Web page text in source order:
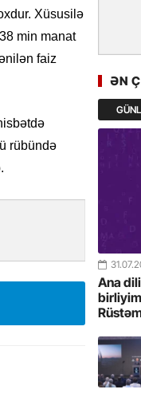
Xüsusilə
min manat
faiz
rübündə
Awards
-
YAP
Günü
ƏN
Ana